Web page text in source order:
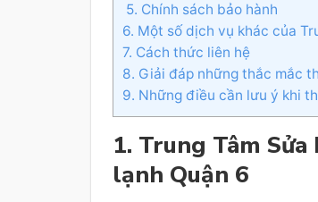
5. Chính sách bảo hành
6. Một số dịch vụ khác của
7. Cách thức liên hệ
8. Giải đáp những thắc mắc
9. Những điều cần lưu ý khi
1. Trung Tâm
lạnh Quận 6